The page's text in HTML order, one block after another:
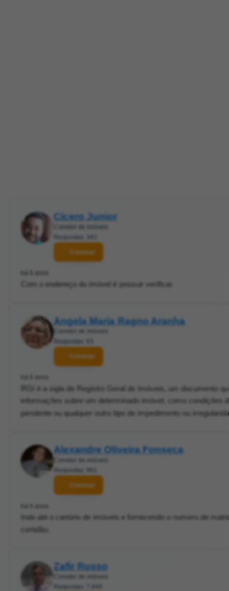
Cícero Junior
Corretor de imóveis
Respostas: 343
Contatar
há 6 anos
Com o endereço do imóvel é possuir verificar.
Angela Maria Ragno Aranha
Corretor de imóveis
Respostas: 63
Contatar
há 6 anos
RGI é a sigla de Registro Geral de Imóveis, um documento
informações sobre um determinado imóvel, como condições
pendente ou qualquer outro tipo de impedimento ou
Alexandre Oliveira Fonseca
Corretor de imóveis
Respostas: 961
Contatar
há 6 anos
Indo até o cartório de imóveis e fornecendo o numero de
certidão.
Zafir Russo
Corretor de imóveis
Respostas: 7.840